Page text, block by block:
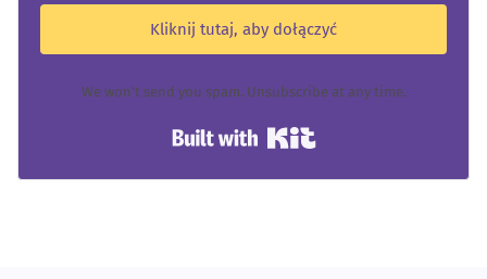
Kliknij tutaj, aby dołączyć
We won't send you spam. Unsubscribe at any time.